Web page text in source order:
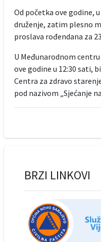
Od početka ove godine,
druženje, zatim plesno
proslava rođendana za
U Međunarodnom
ove godine u 12:30 sati,
Centra za zdravo
pod nazivom „Sjećanje
BRZI LINKOVI